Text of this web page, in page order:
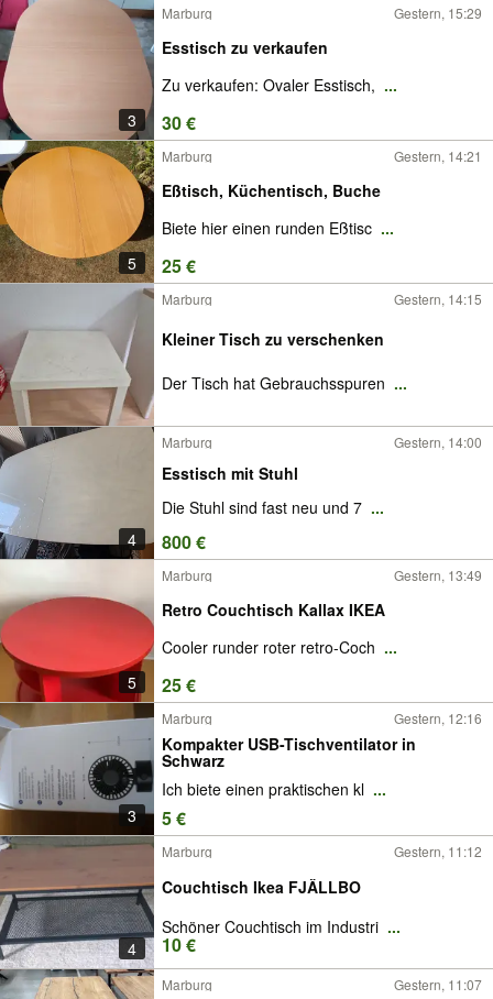
3
Marburg Gestern, 15:29
Esstisch zu verkaufen
Zu verkaufen: Ovaler Esstisch, ...
30 €
5
Marburg Gestern, 14:21
Eßtisch, Küchentisch, Buche
Biete hier einen runden Eßtisc ...
25 €
Marburg Gestern, 14:15
Kleiner Tisch zu verschenken
Der Tisch hat Gebrauchsspuren ...
4
Marburg Gestern, 14:00
Esstisch mit Stuhl
Die Stuhl sind fast neu und 7 ...
800 €
5
Marburg Gestern, 13:49
Retro Couchtisch Kallax IKEA
Cooler runder roter retro-Coch ...
25 €
3
Marburg Gestern, 12:16
Kompakter USB-Tischventilator in
Schwarz
Ich biete einen praktischen kl ...
5 €
4
Marburg Gestern, 11:12
Couchtisch Ikea FJÄLLBO
Schöner Couchtisch im Industri ...
10 €
Marburg Gestern, 11:07